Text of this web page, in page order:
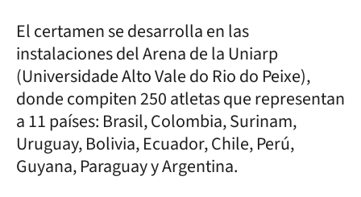
El certamen se desarrolla en las
instalaciones del Arena de la Uniarp
(Universidade Alto Vale do Rio do Peixe),
donde compiten 250 atletas que representan
a 11 países: Brasil, Colombia, Surinam,
Uruguay, Bolivia, Ecuador, Chile, Perú,
Guyana, Paraguay y Argentina.